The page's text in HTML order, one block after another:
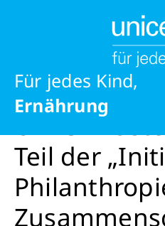
Für jedes Kind,
eine gesunde
jedes Recht
Ernährung
Wonach suchen Sie?
UNICEF
UNICEF
Teil der